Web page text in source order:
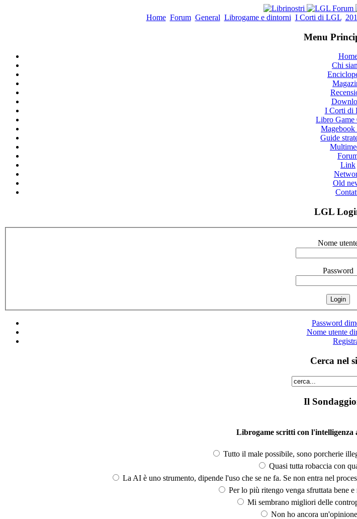
Home Forum General Librogame e dintorni I Corti di LGL
Menu
Chi
I Corti di
Libro Game
Magebook
Guide
Link
Old
LGL
Nome
Password
Password
Nome utente
Cerca nel
Il
Librogame scritti con l'intelligenza
Tutto il male possibile, sono porcherie
Quasi tutta robaccia con
La AI è uno strumento, dipende l'uso che se ne fa. Se non entra nel
Per lo più ritengo venga sfruttata bene
Mi sembrano migliori delle
Non ho ancora